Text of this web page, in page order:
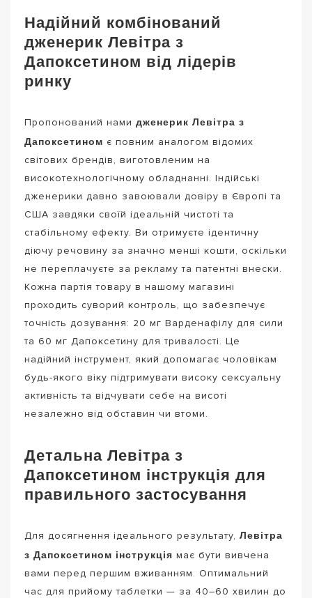
Надійний комбінований
дженерик Левітра з
Дапоксетином від лідерів
ринку
Пропонований нами дженерик Левітра з
Дапоксетином є повним аналогом відомих
світових брендів, виготовленим на
високотехнологічному обладнанні. Індійські
дженерики давно завоювали довіру в Європі та
США завдяки своїй ідеальній чистоті та
стабільному ефекту. Ви отримуєте ідентичну
діючу речовину за значно менші кошти, оскільки
не переплачуєте за рекламу та патентні внески.
Кожна партія товару в нашому магазині
проходить суворий контроль, що забезпечує
точність дозування: 20 мг Варденафілу для сили
та 60 мг Дапоксетину для тривалості. Це
надійний інструмент, який допомагає чоловікам
будь-якого віку підтримувати високу сексуальну
активність та відчувати себе на висоті
незалежно від обставин чи втоми.
Детальна Левітра з
Дапоксетином інструкція для
правильного застосування
Для досягнення ідеального результату, Левітра
з Дапоксетином інструкція має бути вивчена
вами перед першим вживанням. Оптимальний
час для прийому таблетки — за 40–60 хвилин до